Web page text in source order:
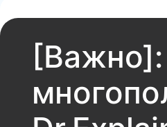
[Важно]: